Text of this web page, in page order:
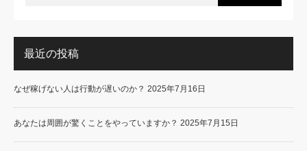
最近の投稿
なぜ稼げない人は行動が遅いのか？ 2025年7月16日
あなたは周囲が驚くことをやっていますか？ 2025年7月15日